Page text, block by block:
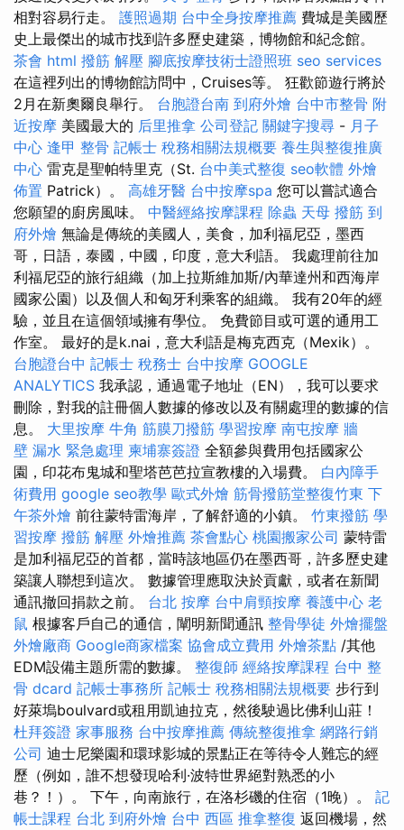
相對容易行走。 護照過期 台中全身按摩推薦 費城是美國歷
史上最傑出的城市找到許多歷史建築，博物館和紀念館。
茶會 html 撥筋 解壓 腳底按摩技術士證照班 seo services
在這裡列出的博物館訪問中，Cruises等。 狂歡節遊行將於
2月在新奧爾良舉行。 台胞證台南 到府外燴 台中市整骨 附
近按摩 美國最大的 后里推拿 公司登記 關鍵字搜尋 - 月子
中心 逢甲 整骨 記帳士 稅務相關法規概要 養生與整復推廣
中心 雷克是聖帕特里克（St. 台中美式整復 seo軟體 外燴
佈置 Patrick）。 高雄牙醫 台中按摩spa 您可以嘗試適合
您願望的廚房風味。 中醫經絡按摩課程 除蟲 天母 撥筋 到
府外燴 無論是傳統的美國人，美食，加利福尼亞，墨西
哥，日語，泰國，中國，印度，意大利語。 我處理前往加
利福尼亞的旅行組織（加上拉斯維加斯/內華達州和西海岸
國家公園）以及個人和匈牙利乘客的組織。 我有20年的經
驗，並且在這個領域擁有學位。 免費節目或可選的通用工
作室。 最好的是k.nai，意大利語是梅克西克（Mexik）。
台胞證台中 記帳士 稅務士 台中按摩 GOOGLE
ANALYTICS 我承認，通過電子地址（EN），我可以要求
刪除，對我的註冊個人數據的修改以及有關處理的數據的信
息。 大里按摩 牛角 筋膜刀撥筋 學習按摩 南屯按摩 牆
壁 漏水 緊急處理 柬埔寨簽證 全額參與費用包括國家公
園，印花布鬼城和聖塔芭芭拉宣教樓的入場費。 白內障手
術費用 google seo教學 歐式外燴 筋骨撥筋堂整復竹東 下
午茶外燴 前往蒙特雷海岸，了解舒適的小鎮。 竹東撥筋 學
習按摩 撥筋 解壓 外燴推薦 茶會點心 桃園搬家公司 蒙特雷
是加利福尼亞的首都，當時該地區仍在墨西哥，許多歷史建
築讓人聯想到這次。 數據管理應取決於貢獻，或者在新聞
通訊撤回捐款之前。 台北 按摩 台中肩頸按摩 養護中心 老
鼠 根據客戶自己的通信，闡明新聞通訊 整骨學徒 外燴擺盤
外燴廠商 Google商家檔案 協會成立費用 外燴茶點 /其他
EDM設備主題所需的數據。 整復師 經絡按摩課程 台中 整
骨 dcard 記帳士事務所 記帳士 稅務相關法規概要 步行到
好萊塢boulvard或租用凱迪拉克，然後駛過比佛利山莊！
杜拜簽證 家事服務 台中按摩推薦 傳統整復推拿 網路行銷
公司 迪士尼樂園和環球影城的景點正在等待令人難忘的經
歷（例如，誰不想發現哈利·波特世界絕對熟悉的小
巷？！）。 下午，向南旅行，在洛杉磯的住宿（1晚）。 記
帳士課程 台北 到府外燴 台中 西區 推拿整復 返回機場，然